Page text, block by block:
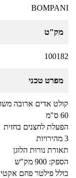
BOMPANI
מק"ט
100182
מפרט טכני
קולט אדים ארובה
60 ס"מ
הפעלת לחצנים בחזית
3 מהירויות
תאורת נורות הלוגן
הספק: 900 מק"ש
כולל פילטר פחם